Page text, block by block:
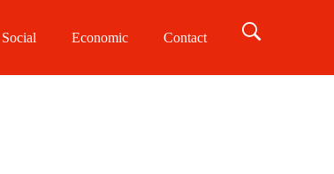
Social Economic Contact